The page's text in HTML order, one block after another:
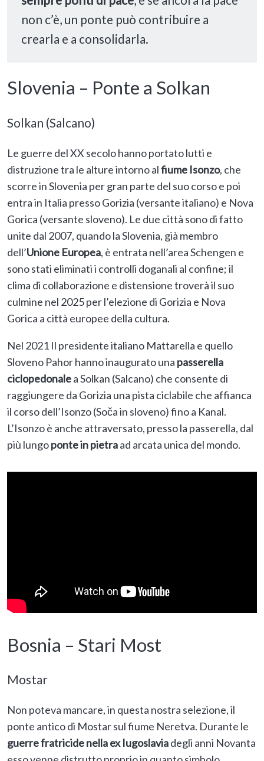
non c’è, un ponte può contribuire a
crearla e a consolidarla.
Slovenia – Ponte a Solkan
Solkan (Salcano)
Le guerre del XX secolo hanno portato lutti e
distruzione tra le alture intorno alfiume Isonzo, che
scorre in Slovenia per gran parte del suo corso e poi
entra in Italia presso Gorizia (versante italiano) e Nova
Gorica (versante sloveno). Le due città sono di fatto
unite dal 2007, quando la Slovenia, già membro
dell’Unione Europea, è entrata nell’area Schengen e
sono stati eliminati i controlli doganali al confine; il
clima di collaborazione e distensione troverà il suo
culmine nel 2025 per l’elezione di Gorizia e Nova
Gorica a città europee della cultura.
Nel 2021 Il presidente italiano Mattarella e quello
Sloveno Pahor hanno inaugurato una passerella
ciclopedonalea Solkan (Salcano) che consente di
raggiungere da Gorizia una pista ciclabile che affianca
il corso dell’Isonzo (Soča in sloveno) fino a Kanal.
L’Isonzo è anche attraversato, presso la passerella, dal
più lungoponte in pietraad arcata unica del mondo.
Bosnia – Stari Most
Mostar
Non poteva mancare, in questa nostra selezione, il
ponte antico di Mostar sul fiume Neretva. Durante le
guerre fratricide nella ex Iugoslaviadegli anni Novanta